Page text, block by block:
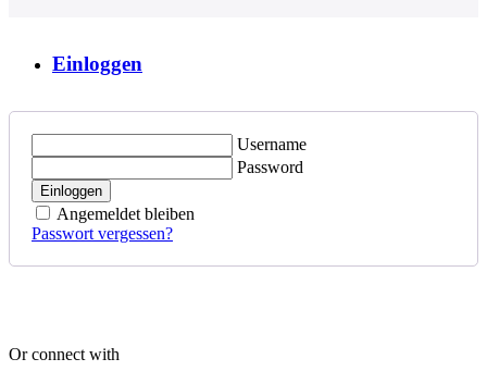
Einloggen
Username
Password
Einloggen
Angemeldet bleiben
Passwort vergessen?
Or connect with